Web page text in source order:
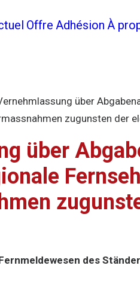
Offre Adhésion À
über
zugunsten der
über
des